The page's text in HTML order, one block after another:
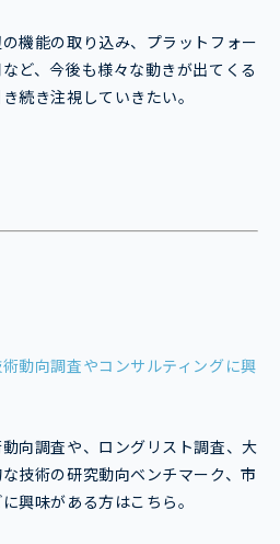
機能の取り込み、プラットフォー
ど、今後も様々な動きが出てくる
続き注視していきたい。
動向調査やコンサルティングに興
向調査や、ロングリスト調査、大
技術の研究動向ベンチマーク、市
興味がある方はこちら。